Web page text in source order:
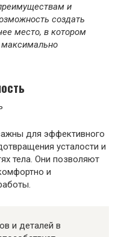
и
создать
место, в котором
для эффективного
усталости и
тела. Они позволяют
и
и деталей в